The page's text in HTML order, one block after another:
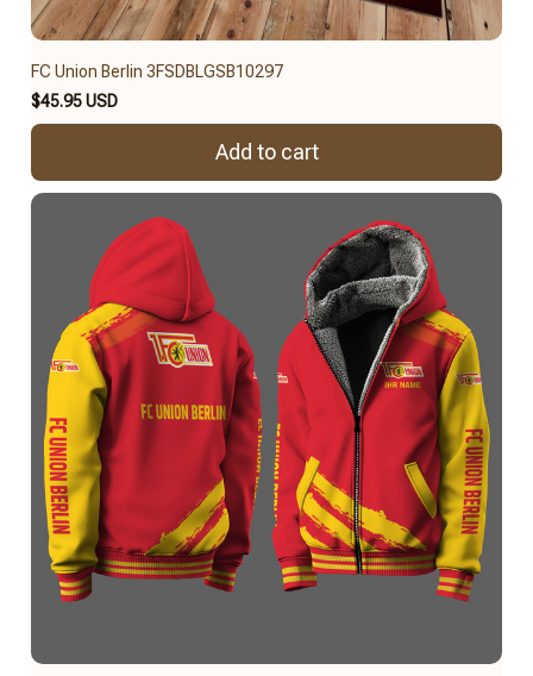
FC Union Berlin 3FSDBLGSB10297
$45.95 USD
Add to cart